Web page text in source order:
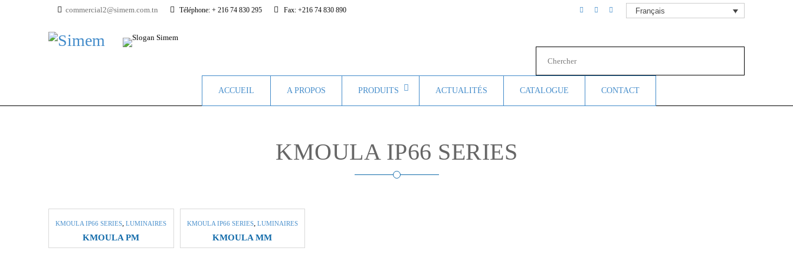
commercial2@simem.com.tn Téléphone: + 216 74 830 295 Fax: +216 74 830 890 Français
ACCUEIL A PROPOS PRODUITS ACTUALITÉS CATALOGUE CONTACT
KMOULA IP66 SERIES
KMOULA IP66 SERIES,LUMINAIRES
KMOULA PM
KMOULA IP66 SERIES, LUMINAIRES
KMOULA MM